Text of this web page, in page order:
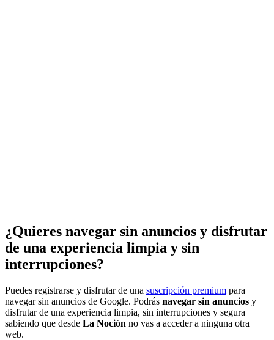
¿Quieres navegar sin anuncios y disfrutar
de una experiencia limpia y sin
interrupciones?
Puedes registrarse y disfrutar de una suscripción premium para
navegar sin anuncios de Google. Podrás navegar sin anuncios y
disfrutar de una experiencia limpia, sin interrupciones y segura
sabiendo que desde La Noción no vas a acceder a ninguna otra
web.